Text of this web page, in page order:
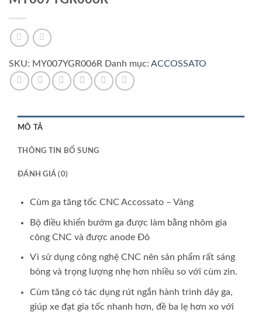
SKU: MY007YGR006R Danh mục: ACCOSSATO
MÔ TẢ
THÔNG TIN BỔ SUNG
ĐÁNH GIÁ (0)
Cùm ga tăng tốc CNC Accossato – Vàng
Bộ điều khiển bướm ga được làm bằng nhôm gia
công CNC và được anode Đỏ
Vì sử dụng công nghệ CNC nên sản phẩm rất sáng
bóng và trọng lượng nhẹ hơn nhiều so với cùm zin.
Cùm tăng có tác dụng rút ngắn hành trình dây ga,
giúp xe đạt gia tốc nhanh hơn, đề ba lẹ hơn xo với